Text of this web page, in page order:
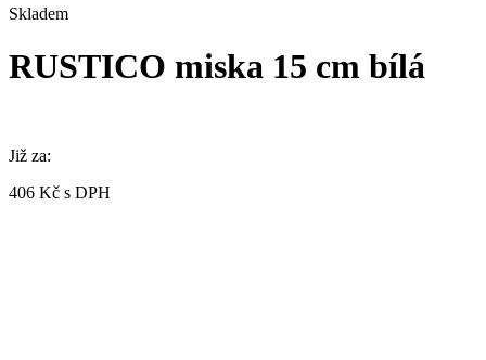
Skladem
RUSTICO miska 15 cm bílá
Již za:
406 Kč s DPH